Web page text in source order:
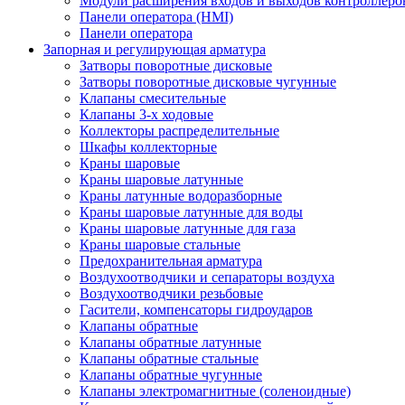
Панели оператора (HMI)
Панели оператора
Запорная и регулирующая арматура
Затворы поворотные дисковые
Затворы поворотные дисковые чугунные
Клапаны смесительные
Клапаны 3-х ходовые
Коллекторы распределительные
Шкафы коллекторные
Краны шаровые
Краны шаровые латунные
Краны латунные водоразборные
Краны шаровые латунные для воды
Краны шаровые латунные для газа
Краны шаровые стальные
Предохранительная арматура
Воздухоотводчики и сепараторы воздуха
Воздухоотводчики резьбовые
Гасители, компенсаторы гидроударов
Клапаны обратные
Клапаны обратные латунные
Клапаны обратные стальные
Клапаны обратные чугунные
Клапаны электромагнитные (соленоидные)